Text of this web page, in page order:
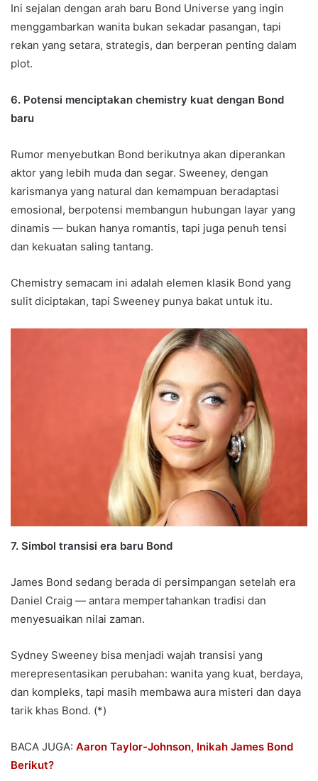
Ini sejalan dengan arah baru Bond Universe yang ingin
menggambarkan wanita bukan sekadar pasangan, tapi
rekan yang setara, strategis, dan berperan penting dalam
plot.
6. Potensi menciptakan chemistry kuat dengan Bond
baru
Rumor menyebutkan Bond berikutnya akan diperankan
aktor yang lebih muda dan segar. Sweeney, dengan
karismanya yang natural dan kemampuan beradaptasi
emosional, berpotensi membangun hubungan layar yang
dinamis — bukan hanya romantis, tapi juga penuh tensi
dan kekuatan saling tantang.
Chemistry semacam ini adalah elemen klasik Bond yang
sulit diciptakan, tapi Sweeney punya bakat untuk itu.
7. Simbol transisi era baru Bond
James Bond sedang berada di persimpangan setelah era
Daniel Craig — antara mempertahankan tradisi dan
menyesuaikan nilai zaman.
Sydney Sweeney bisa menjadi wajah transisi yang
merepresentasikan perubahan: wanita yang kuat, berdaya,
dan kompleks, tapi masih membawa aura misteri dan daya
tarik khas Bond. (*)
BACA JUGA: Aaron Taylor-Johnson, Inikah James Bond
Berikut?